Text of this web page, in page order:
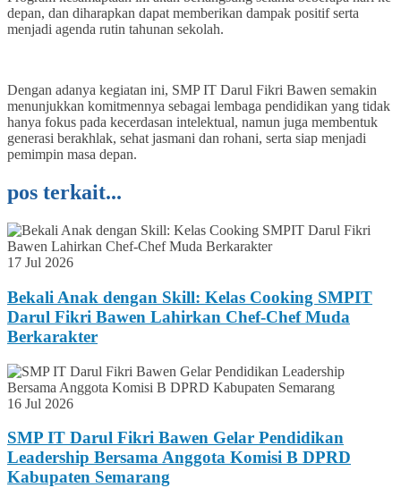
depan, dan diharapkan dapat memberikan dampak positif serta
menjadi agenda rutin tahunan sekolah.
Dengan adanya kegiatan ini, SMP IT Darul Fikri Bawen semakin
menunjukkan komitmennya sebagai lembaga pendidikan yang tidak
hanya fokus pada kecerdasan intelektual, namun juga membentuk
generasi berakhlak, sehat jasmani dan rohani, serta siap menjadi
pemimpin masa depan.
pos terkait...
17 Jul 2026
Bekali Anak dengan Skill: Kelas Cooking SMPIT
Darul Fikri Bawen Lahirkan Chef-Chef Muda
Berkarakter
16 Jul 2026
SMP IT Darul Fikri Bawen Gelar Pendidikan
Leadership Bersama Anggota Komisi B DPRD
Kabupaten Semarang